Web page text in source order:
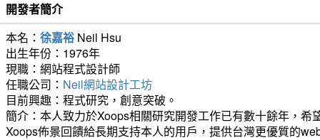
開發者簡介
本名： 徐嘉裕 Neil Hsu
出生年份：1976年
現職：網站程式設計師
任職公司： Neil網站設計工坊
目前興趣：程式研究，創意突破。
簡介：本人致力於Xoops相關研究開發工作已有數十餘年，
Xoops佈景回饋給長期支持本人的用戶，提供台灣更優質的